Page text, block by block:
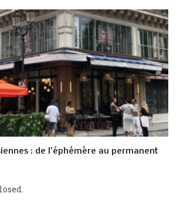
: de l’éphémère au permanent